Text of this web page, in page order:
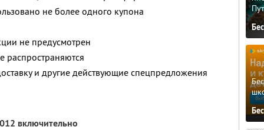
не более одного купона
не предусмотрен
распространяются
и другие действующие спецпредложения
включительно